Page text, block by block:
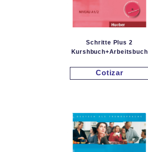
Schritte Plus 2
Kurshbuch+Arbeitsbuch
Cotizar